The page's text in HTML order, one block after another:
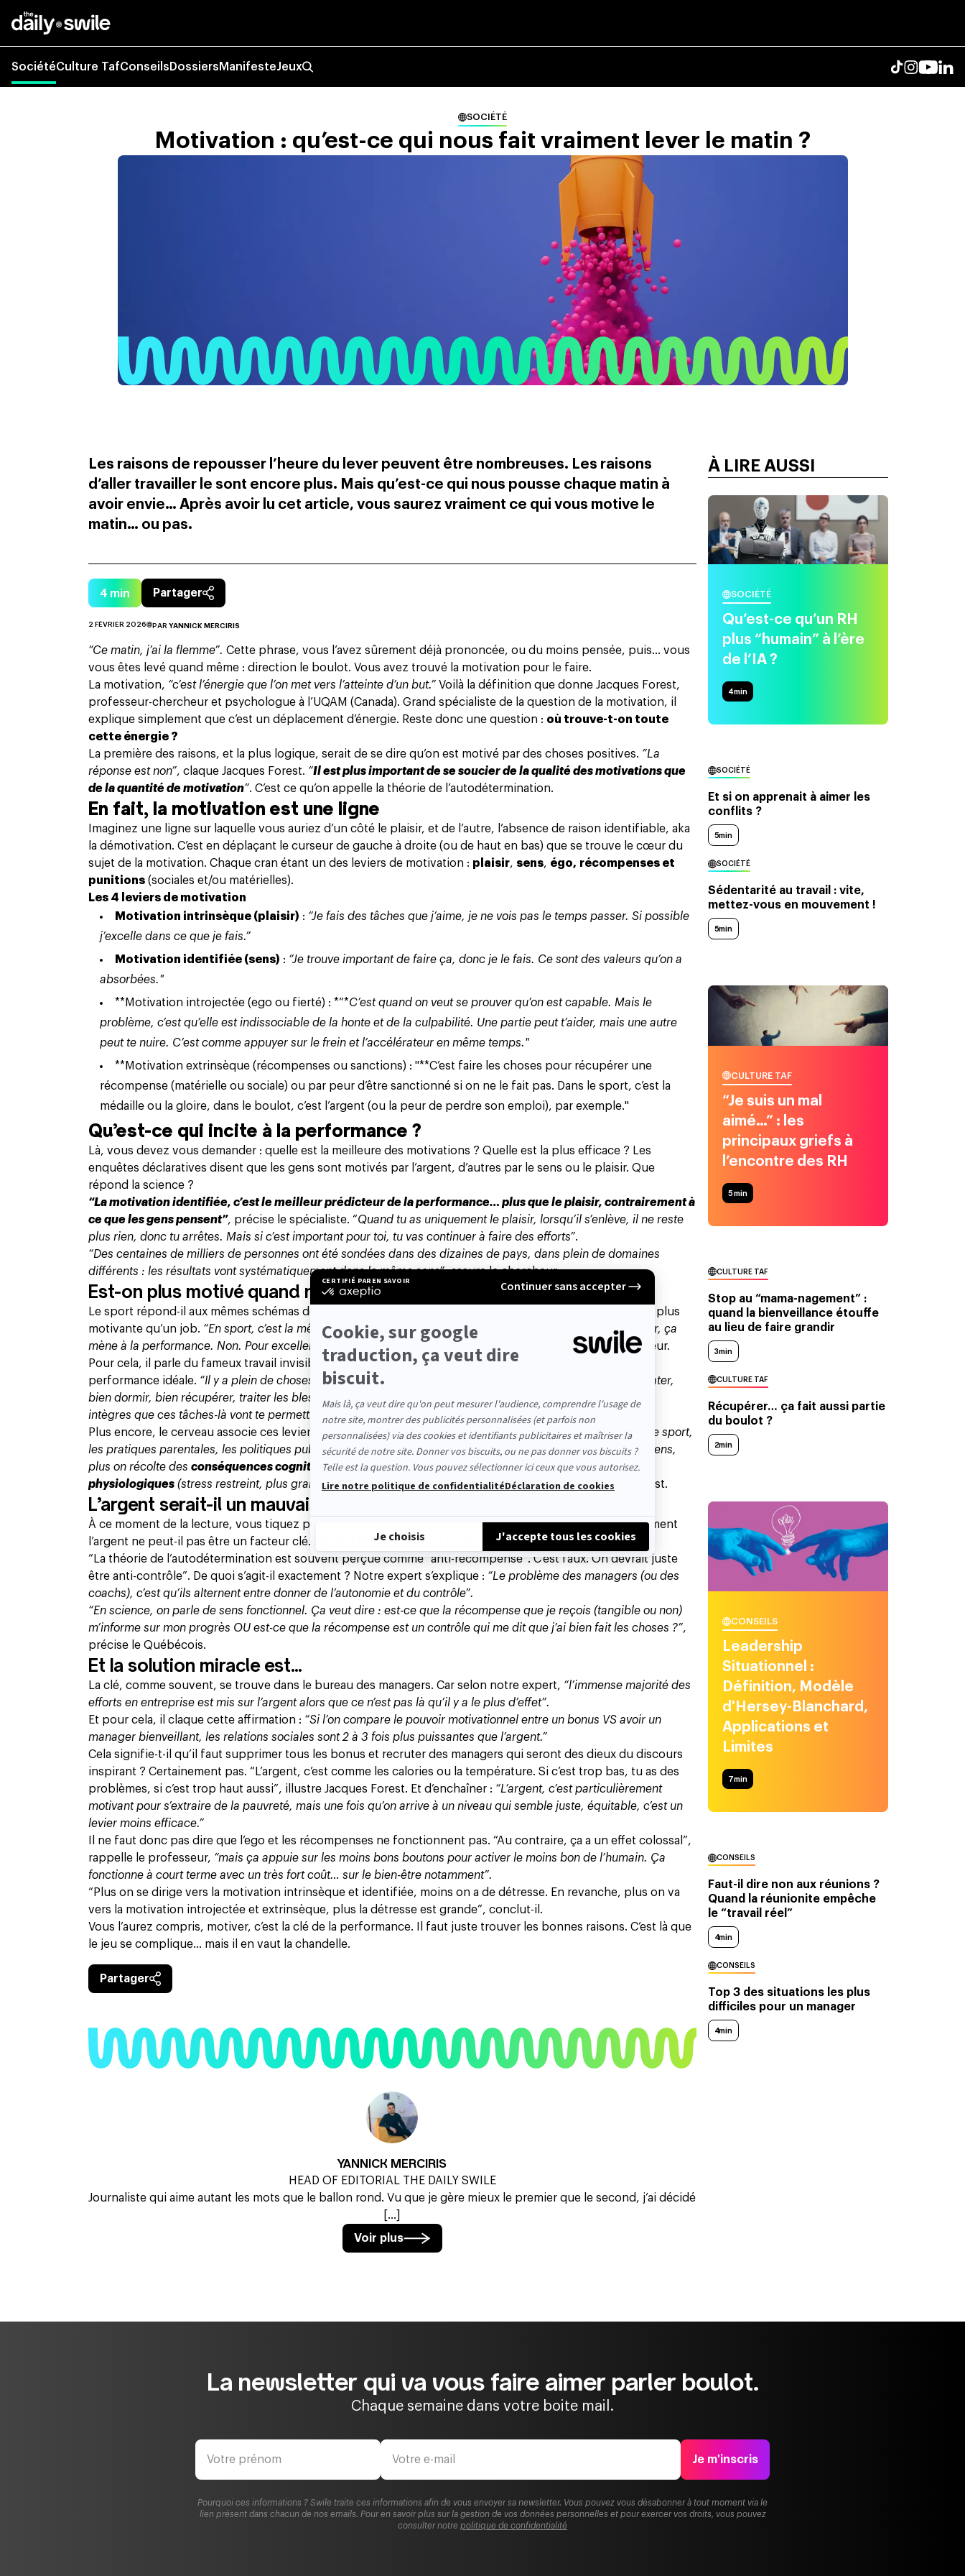
SociétéCulture TafConseils Dossiers ManifesteJeux
SOCIÉTÉ
Motivation : qu’est-ce qui nous fait vraiment lever le matin ?
Les raisons de repousser l’heure du lever peuvent être nombreuses. Les raisons
d’aller travailler le sont encore plus. Mais qu’est-ce qui nous pousse chaque matin à
avoir envie… Après avoir lu cet article, vous saurez vraiment ce qui vous motive le
matin… ou pas.
4 min Partager
2 FÉVRIER 2026 PAR YANNICK MERCIRIS
“Ce matin, j’ai la flemme”. Cette phrase, vous l’avez sûrement déjà prononcée, ou du moins pensée, puis… vous
vous êtes levé quand même : direction le boulot. Vous avez trouvé la motivation pour le faire.
La motivation, “c’est l’énergie que l’on met vers l’atteinte d’un but.” Voilà la définition que donne Jacques Forest,
professeur-chercheur et psychologue à l’UQAM (Canada). Grand spécialiste de la question de la motivation, il
explique simplement que c’est un déplacement d’énergie. Reste donc une question : où trouve-t-on toute
cette énergie ?
La première des raisons, et la plus logique, serait de se dire qu’on est motivé par des choses positives. ”La
réponse est non”, claque Jacques Forest. “Il est plus important de se soucier de la qualité des motivations que
de la quantité de motivation”. C’est ce qu’on appelle la théorie de l’autodétermination.
En fait, la motivation est une ligne
Imaginez une ligne sur laquelle vous auriez d’un côté le plaisir, et de l’autre, l’absence de raison identifiable, aka
la démotivation. C’est en déplaçant le curseur de gauche à droite (ou de haut en bas) que se trouve le cœur du
sujet de la motivation. Chaque cran étant un des leviers de motivation : plaisir, sens, égo, récompenses et
punitions (sociales et/ou matérielles).
Les 4 leviers de motivation
Motivation intrinsèque (plaisir) : “Je fais des tâches que j’aime, je ne vois pas le temps passer. Si possible
j’excelle dans ce que je fais.”
Motivation identifiée (sens) : “Je trouve important de faire ça, donc je le fais. Ce sont des valeurs qu’on a
absorbées."
**Motivation introjectée (ego ou fierté) : *“*C’est quand on veut se prouver qu’on est capable. Mais le
problème, c’est qu’elle est indissociable de la honte et de la culpabilité. Une partie peut t’aider, mais une autre
peut te nuire. C’est comme appuyer sur le frein et l’accélérateur en même temps."
**Motivation extrinsèque (récompenses ou sanctions) : "**C’est faire les choses pour récupérer une
récompense (matérielle ou sociale) ou par peur d’être sanctionné si on ne le fait pas. Dans le sport, c’est la
médaille ou la gloire, dans le boulot, c’est l’argent (ou la peur de perdre son emploi), par exemple."
Qu’est-ce qui incite à la performance ?
Là, vous devez vous demander : quelle est la meilleure des motivations ? Quelle est la plus efficace ? Les
enquêtes déclaratives disent que les gens sont motivés par l’argent, d’autres par le sens ou le plaisir. Que
répond la science ?
“La motivation identifiée, c’est le meilleur prédicteur de la performance… plus que le plaisir, contrairement à
ce que les gens pensent”, précise le spécialiste. “Quand tu as uniquement le plaisir, lorsqu’il s’enlève, il ne reste
plus rien, donc tu arrêtes. Mais si c’est important pour toi, tu vas continuer à faire des efforts”.
“Des centaines de milliers de personnes ont été sondées dans des dizaines de pays, dans plein de domaines
différents : les résultats vont systématiquement dans le même sens”, assure le chercheur.
Est-on plus motivé quand notre job, c’est de faire du sport ?
Le sport répond-il aux mêmes schémas de pensées ? Il semble plus naturel de se dire qu’une passion est plus
motivante qu’un job. “En sport, c’est la même chose. On a tendance à penser que quand on prend du plaisir, ça
mène à la performance. Non. Pour exceller en sport, il ne faut pas faire que ton sport”
, enchaîne le professeur.
Pour cela, il parle du fameux travail invisible: celui qui est primordial pour passer du simple plaisir à la
performance idéale. “Il y a plein de choses qui gravitent autour qui sont difficiles : bien manger, bien s’hydrater,
bien dormir, bien récupérer, traiter les blessures, aller à la salle de sport pour soulever des poids. Mais si tu
intègres que ces tâches-là vont te permettre d’exceller, c’est là que la magie opère”
, prophétise-t-il.
Plus encore, le cerveau associe ces leviers à des bienfaits vérifiés.“Peu importe le domaine : l’éducation, le sport,
les pratiques parentales, les politiques publiques, le travail… plus on se dirige vers le plaisir, l’identité et le sens,
plus on récolte des conséquences cognitives(concentration),émotionnelles(enthousiasme, vigueur) et
physiologiques (stress restreint, plus grande VFC) etcomportementales positives”, pointe Jacques Forest.
L’argent serait-il un mauvais levier de motivation ?
À ce moment de la lecture, vous tiquez peut-être encore sur la problématique de la “récompense” : comment
l’argent ne peut-il pas être un facteur clé… quand il est l’argument le plus cité par les collaborateurs ?
“La théorie de l’autodétermination est souvent perçue comme “anti-récompense”. C’est faux. On devrait juste
être anti-contrôle”. De quoi s’agit-il exactement ? Notre expert s’explique : “Le problème des managers (ou des
coachs), c’est qu’ils alternent entre donner de l’autonomie et du contrôle”.
“En science, on parle de sens fonctionnel. Ça veut dire : est-ce que la récompense que je reçois (tangible ou non)
m’informe sur mon progrès OU est-ce que la récompense est un contrôle qui me dit que j’ai bien fait les choses ?”,
précise le Québécois.
Et la solution miracle est…
La clé, comme souvent, se trouve dans le bureau des managers. Car selon notre expert, “l’immense majorité des
efforts en entreprise est mis sur l’argent alors que ce n’est pas là qu’il y a le plus d’effet”.
Et pour cela, il claque cette affirmation : “Si l’on compare le pouvoir motivationnel entre un bonus VS avoir un
manager bienveillant, les relations sociales sont 2 à 3 fois plus puissantes que l’argent.”
Cela signifie-t-il qu’il faut supprimer tous les bonus et recruter des managers qui seront des dieux du discours
inspirant ? Certainement pas. “L’argent, c’est comme les calories ou la température. Si c’est trop bas, tu as des
problèmes, si c’est trop haut aussi”, illustre Jacques Forest. Et d’enchaîner : “L’argent, c’est particulièrement
motivant pour s’extraire de la pauvreté, mais une fois qu’on arrive à un niveau qui semble juste, équitable, c’est un
levier moins efficace.”
Il ne faut donc pas dire que l’ego et les récompenses ne fonctionnent pas. “Au contraire, ça a un effet colossal”,
rappelle le professeur, “mais ça appuie sur les moins bons boutons pour activer le moins bon de l’humain. Ça
fonctionne à court terme avec un très fort coût… sur le bien-être notamment”.
“Plus on se dirige vers la motivation intrinsèque et identifiée, moins on a de détresse. En revanche, plus on va
vers la motivation introjectée et extrinsèque, plus la détresse est grande”, conclut-il.
Vous l’aurez compris, motiver, c’est la clé de la performance. Il faut juste trouver les bonnes raisons. C’est là que
le jeu se complique… mais il en vaut la chandelle.
Partager
YANNICK MERCIRIS
HEAD OF EDITORIAL THE DAILY SWILE
Journaliste qui aime autant les mots que le ballon rond. Vu que je gère mieux le premier que le second, j’ai décidé
[...]
Voir plus
À LIRE AUSSI
SOCIÉTÉ
Qu’est-ce qu’un RH
plus “humain” à l’ère
de l’IA ?
4min
SOCIÉTÉ
Et si on apprenait à aimer les
conflits ?
5min
SOCIÉTÉ
Sédentarité au travail : vite,
mettez-vous en mouvement !
5min
CULTURE TAF
“Je suis un mal
aimé…” : les
principaux griefs à
l’encontre des RH
5min
CULTURE TAF
Stop au “mama-nagement” :
quand la bienveillance étouffe
au lieu de faire grandir
3min
CULTURE TAF
Récupérer… ça fait aussi partie
du boulot ?
2min
CONSEILS
Leadership
Situationnel :
Définition, Modèle
d'Hersey-Blanchard,
Applications et
Limites
7min
CONSEILS
Faut-il dire non aux réunions ?
Quand la réunionite empêche
le “travail réel”
4min
CONSEILS
Top 3 des situations les plus
difficiles pour un manager
4min
La newsletter qui va vous faire aimer parler boulot.
Chaque semaine dans votre boite mail.
Je m'inscris
Pourquoi ces informations ? Swile traite ces informations afin de vous envoyer sa newsletter. Vous pouvez vous désabonner à tout moment via le
lien présent dans chacun de nos emails. Pour en savoir plus sur la gestion de vos données personnelles et pour exercer vos droits, vous pouvez
consulter notre politique de confidentialité